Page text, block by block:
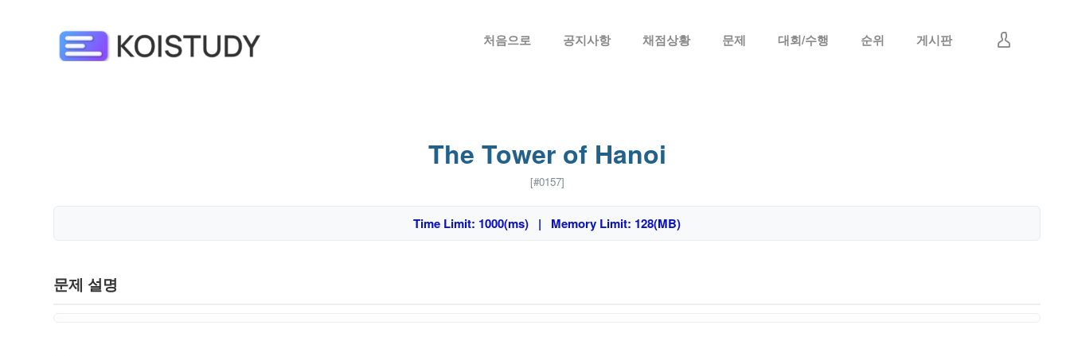
처음으로 공지사항 채점상황 문제 대회/수행 순위 게시판
The Tower of Hanoi
[#0157]
Time Limit: 1000(ms) | Memory Limit: 128(MB)
문제 설명